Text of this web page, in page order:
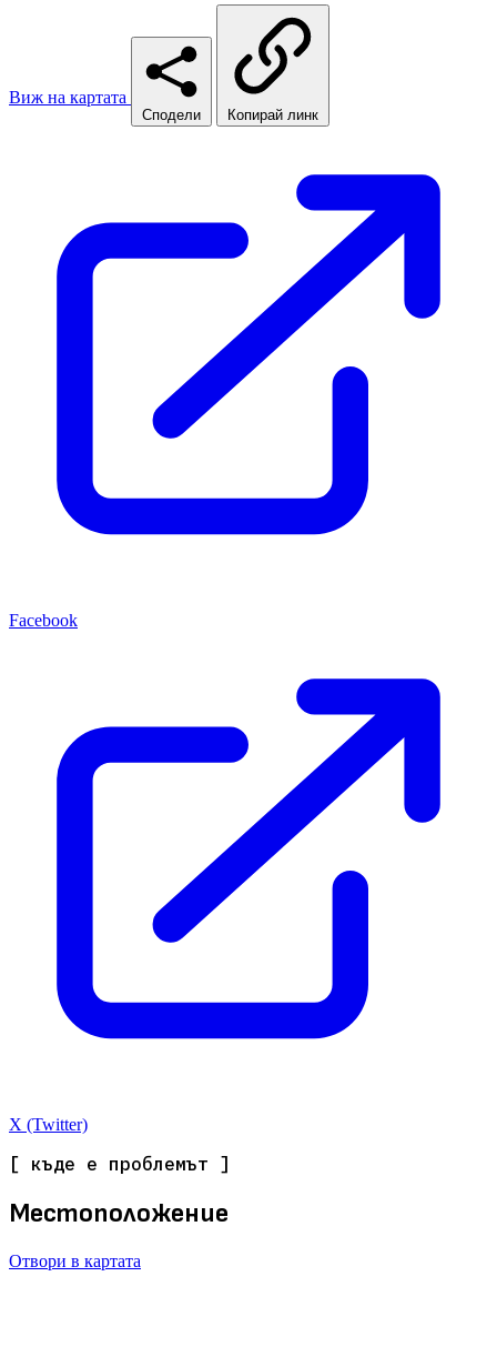
Виж на картата
Сподели Копирай линк
Facebook
X (Twitter)
[ къде е проблемът ]
Местоположение
Отвори в картата